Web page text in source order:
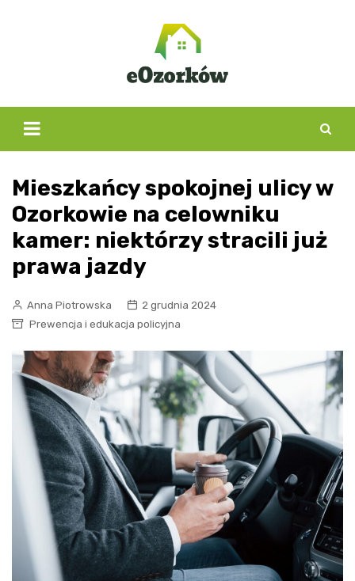
Mieszkańcy spokojnej ulicy w
Ozorkowie na celowniku
kamer: niektórzy stracili już
prawa jazdy
Anna Piotrowska
2 grudnia 2024
Prewencja i edukacja policyjna